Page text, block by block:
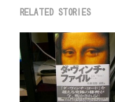
RELATED STORIES